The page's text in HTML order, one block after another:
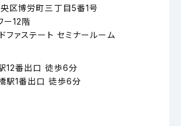
区博労町三丁目5番1号
ー12階
ファステート セミナールーム
12番出口 徒歩6分
駅1番出口 徒歩6分